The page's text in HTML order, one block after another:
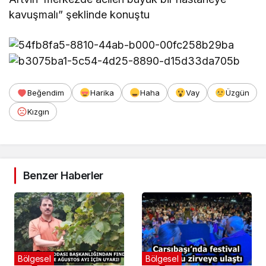
kavuşmalı” şeklinde konuştu
Beğendim Harika Haha Vay
Üzgün
Kızgın
Benzer Haberler
Bölgesel Bölgesel